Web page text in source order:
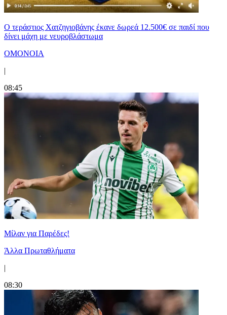
Ο τεράστιος Χατζηγιοβάνης έκανε δωρεά 12.500€ σε παιδί που
δίνει μάχη με νευροβλάστωμα
ΟΜΟΝΟΙΑ
|
08:45
Μίλαν για Παρέδες!
Άλλα Πρωταθλήματα
|
08:30